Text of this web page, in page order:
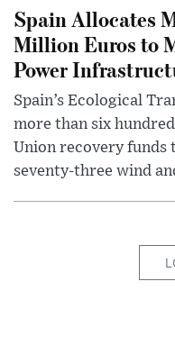
Spain Allocates
Million Euros to
Power
Spain’s Ecological
more than six
Union recovery funds
seventy-three wind